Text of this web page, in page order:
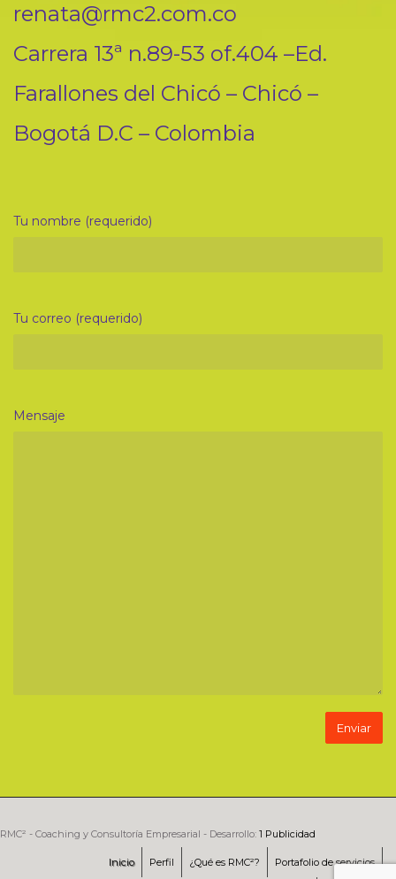
renata@rmc2.com.co
Carrera 13ª n.89-53 of.404 –Ed.
Farallones del Chicó – Chicó –
Bogotá D.C – Colombia
Tu nombre (requerido)
Tu correo (requerido)
Mensaje
RMC² - Coaching y Consultoría Empresarial - Desarrollo: 1 Publicidad
Inicio Perfil ¿Qué es RMC²? Portafolio de servicios